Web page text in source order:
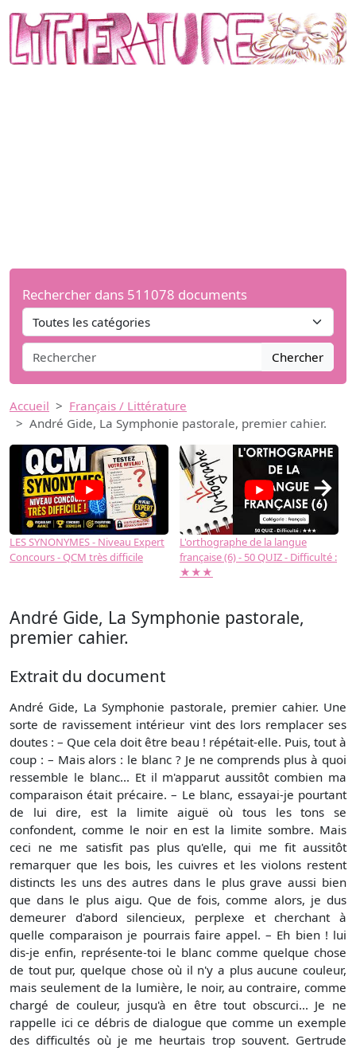
Rechercher dans 511078 documents
Chercher
Accueil
Français / Littérature
André Gide, La Symphonie pastorale, premier cahier.
LES SYNONYMES - Niveau Expert
Concours - QCM très difficile
L'orthographe de la langue
française (6) - 50 QUIZ - Difficulté :
★★★
→
André Gide, La Symphonie pastorale,
premier cahier.
Extrait du document
André Gide, La Symphonie pastorale, premier cahier. Une
sorte de ravissement intérieur vint des lors remplacer ses
doutes : – Que cela doit être beau ! répétait-elle. Puis, tout à
coup : – Mais alors : le blanc ? Je ne comprends plus à quoi
ressemble le blanc... Et il m'apparut aussitôt combien ma
comparaison était précaire. – Le blanc, essayai-je pourtant
de lui dire, est la limite aiguë où tous les tons se
confondent, comme le noir en est la limite sombre. Mais
ceci ne me satisfit pas plus qu'elle, qui me fit aussitôt
remarquer que les bois, les cuivres et les violons restent
distincts les uns des autres dans le plus grave aussi bien
que dans le plus aigu. Que de fois, comme alors, je dus
demeurer d'abord silencieux, perplexe et cherchant à
quelle comparaison je pourrais faire appel. – Eh bien ! lui
dis-je enfin, représente-toi le blanc comme quelque chose
de tout pur, quelque chose où il n'y a plus aucune couleur,
mais seulement de la lumière, le noir, au contraire, comme
chargé de couleur, jusqu'à en être tout obscurci... Je ne
rappelle ici ce débris de dialogue que comme un exemple
des difficultés où je me heurtais trop souvent. Gertrude